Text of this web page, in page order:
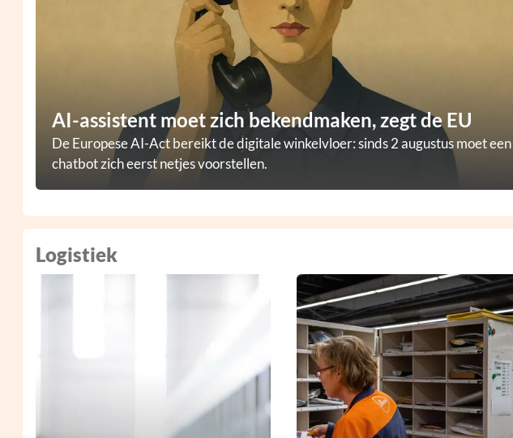
AI-assistent moet zich bekendmaken, zegt de EU
De Europese AI-Act bereikt de digitale winkelvloer: sinds 2 augustus moet een
chatbot zich eerst netjes voorstellen.
Logistiek